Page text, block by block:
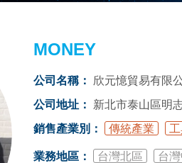
MONEY
公司名稱：
欣元憶貿易有限
公司地址：
新北市泰山區明
銷售產業別：
傳統產業
業務地區： 台灣北區 台